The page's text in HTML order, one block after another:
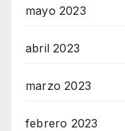
mayo 2023
abril 2023
marzo 2023
febrero 2023